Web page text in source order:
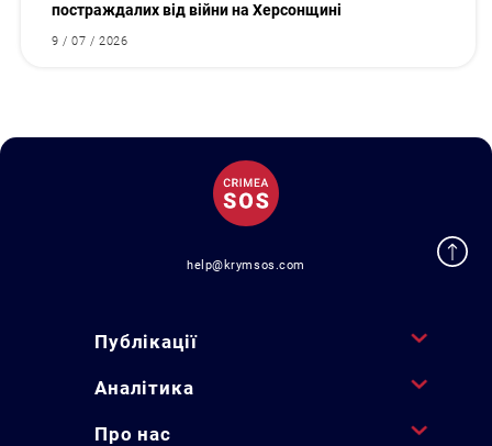
постраждалих від війни на Херсонщині
9 / 07 / 2026
help@krymsos.com
Публікації
Аналітика
Про нас